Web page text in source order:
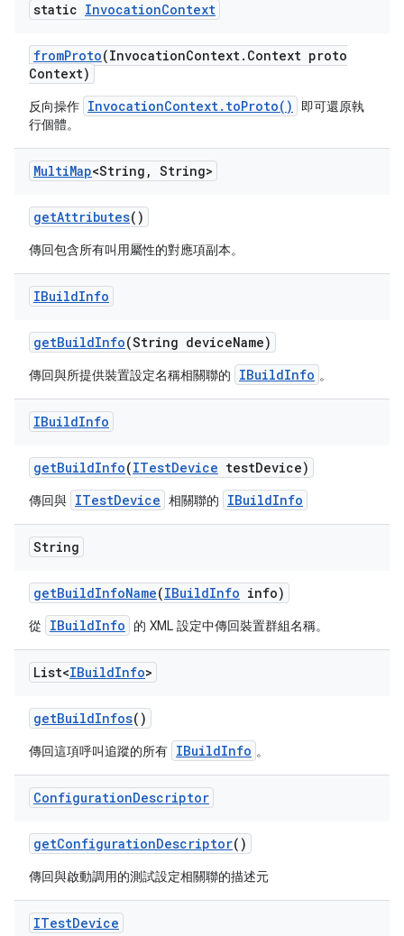
static InvocationContext
fromProto(InvocationContext. Context proto
Context)
反向操作 InvocationContext.toProto()
即可還原執
行個體。
MultiMap<String , String>
getAttributes()
傳回包含所有叫用屬性的對應項副本。
IBuildInfo
getBuildInfo(String deviceName)
傳回與所提供裝置設定名稱相關聯的 IBuildInfo 。
IBuildInfo
getBuildInfo(ITestDevice testDevice)
傳回與 ITestDevice 相關聯的 IBuildInfo
String
getBuildInfoName(IBuildInfo info)
從 IBuildInfo 的 XML 設定中傳回裝置群組名稱。
List<IBuildInfo>
getBuildInfos()
傳回這項呼叫追蹤的所有 IBuildInfo 。
ConfigurationDescriptor
getConfigurationDescriptor()
傳回與啟動調用的測試設定相關聯的描述元
ITestDevice